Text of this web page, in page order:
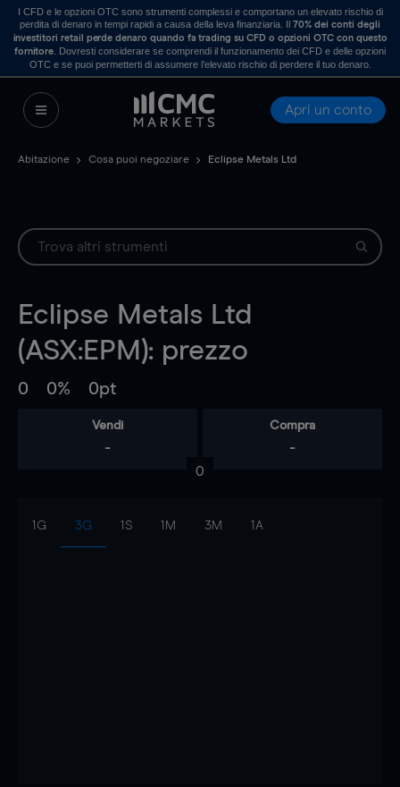
I CFD e le opzioni OTC sono strumenti complessi e comportano un elevato rischio di
perdita di denaro in tempi rapidi a causa della leva finanziaria. Il70% dei conti degli
investitori retail perde denaro quando fa trading su CFD o opzioni OTC con questo
fornitore . Dovresti considerare se comprendi il funzionamento dei CFD e delle opzioni
OTC e se puoi permetterti di assumere l’elevato rischio di perdere il tuo denaro.
Apri un conto
Abitazione Cosa puoi negoziare Eclipse Metals Ltd
Eclipse Metals Ltd
(ASX:EPM): prezzo
0 0% 0pt
Vendi
-
Compra
-
0
1G 3G 1S 1M 3M 1A